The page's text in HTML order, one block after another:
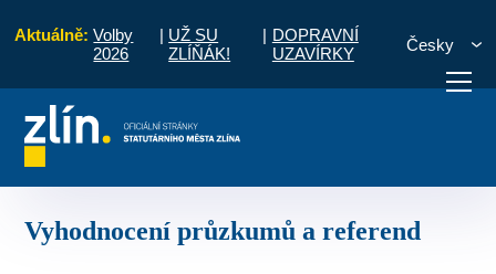
Aktuálně: Volby
2026
| UŽ SU
ZLÍŇÁK!
| DOPRAVNÍ
UZAVÍRKY
Česky
vyřídit Potřebuji zaplatit Diskuzní
Vyhodnocení průzkumů a referend